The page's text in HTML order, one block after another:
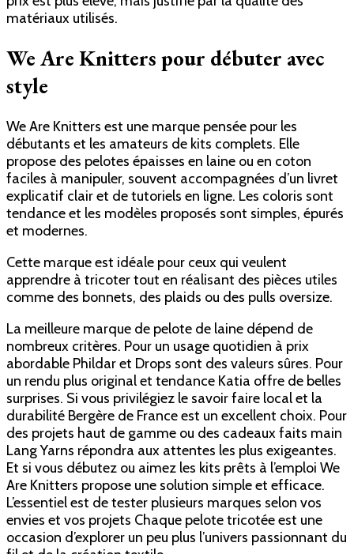
matériaux utilisés.
We Are Knitters pour débuter avec
style
We Are Knitters est une marque pensée pour les
débutants et les amateurs de kits complets. Elle
propose des pelotes épaisses en laine ou en coton
faciles à manipuler, souvent accompagnées d’un livret
explicatif clair et de tutoriels en ligne. Les coloris sont
tendance et les modèles proposés sont simples, épurés
et modernes.
Cette marque est idéale pour ceux qui veulent
apprendre à tricoter tout en réalisant des pièces utiles
comme des bonnets, des plaids ou des pulls oversize.
La meilleure marque de pelote de laine dépend de
nombreux critères. Pour un usage quotidien à prix
abordable Phildar et Drops sont des valeurs sûres. Pour
un rendu plus original et tendance Katia offre de belles
surprises. Si vous privilégiez le savoir faire local et la
durabilité Bergère de France est un excellent choix. Pour
des projets haut de gamme ou des cadeaux faits main
Lang Yarns répondra aux attentes les plus exigeantes.
Et si vous débutez ou aimez les kits prêts à l’emploi We
Are Knitters propose une solution simple et efficace.
L’essentiel est de tester plusieurs marques selon vos
envies et vos projets Chaque pelote tricotée est une
occasion d’explorer un peu plus l’univers passionnant du